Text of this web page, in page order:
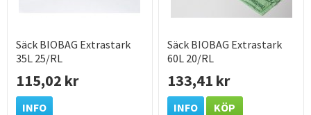
Säck BIOBAG Extrastark
35L 25/RL
115,02 kr
INFO
Säck BIOBAG Extrastark
60L 20/RL
133,41 kr
INFO KÖP